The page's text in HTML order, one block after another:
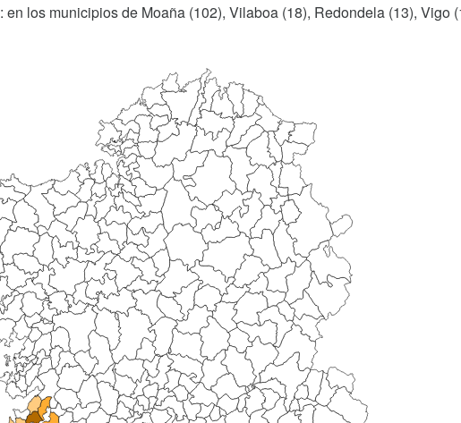
: en los municipios de Moaña (102), Vilaboa (18), Redondela (13), Vigo